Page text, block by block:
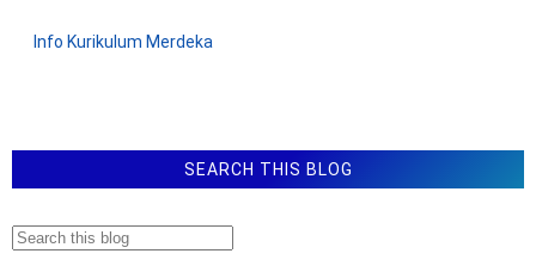
Info Kurikulum Merdeka
SEARCH THIS BLOG